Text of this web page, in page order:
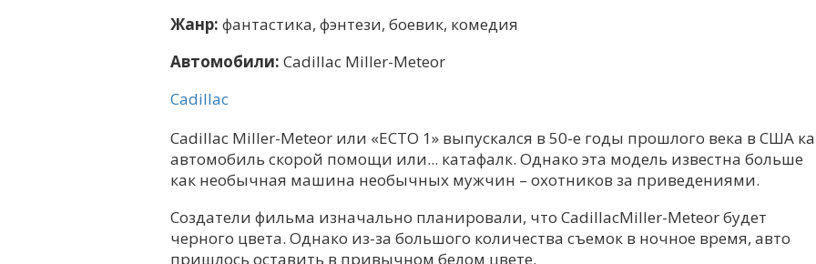
Жанр: фантастика, фэнтези, боевик, комедия
Автомобили: Cadillac Miller-Meteor
Cadillac
Cadillac Miller-Meteor или «ECTO 1» выпускался в 50-е годы прошлого века в США
автомобиль скорой помощи или... катафалк. Однако эта модель известна больше
как необычная машина необычных мужчин – охотников за приведениями.
Создатели фильма изначально планировали, что CadillacMiller-Meteor будет
черного цвета. Однако из-за большого количества съемок в ночное время, авто
пришлось оставить в привычном белом цвете.